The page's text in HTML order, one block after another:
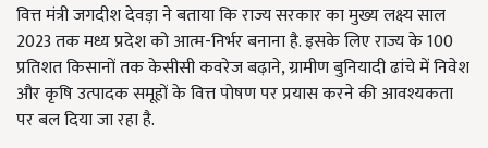
वित्त मंत्री जगदीश देवड़ा ने बताया कि राज्य सरकार का मुख्य लक्ष्य साल
2023 तक मध्य प्रदेश को आत्म-निर्भर बनाना है. इसके लिए राज्य के 100
प्रतिशत किसानों तक केसीसी कवरेज बढ़ाने, ग्रामीण बुनियादी ढांचे में निवेश
और कृषि उत्पादक समूहों के वित्त पोषण पर प्रयास करने की आवश्यकता
पर बल दिया जा रहा है.